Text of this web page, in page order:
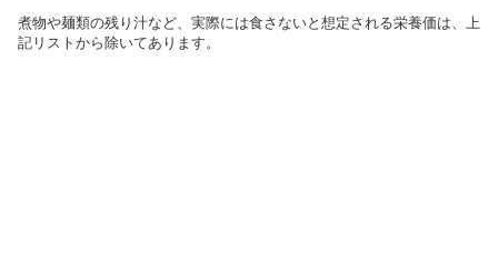
煮物や麺類の残り汁など、実際には食さないと想定される栄養価は、上
記リストから除いてあります。